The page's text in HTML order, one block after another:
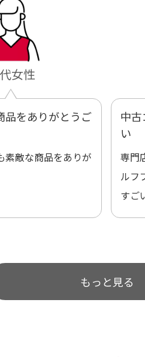
女性
品をありがとうご
素敵な商品をありが
中
い
専門
ルフ
すご
プさ
もっと見る